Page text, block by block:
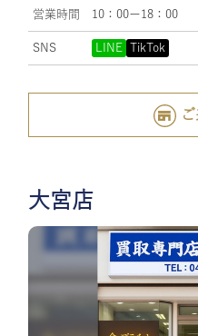
営業時間 10：00ー18：00
SNS LINE TikTok
大宮店